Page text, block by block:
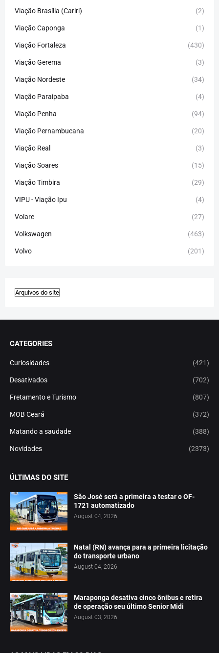
Viação Brasília (Cariri) (2)
Viação Caponga (1)
Viação Fortaleza (430)
Viação Gerema (3)
Viação Nordeste (34)
Viação Paraipaba (4)
Viação Penha (94)
Viação Pernambucana (20)
Viação Real (3)
Viação Soares (15)
Viação Timbira (29)
VIPU - Viação Ipu (4)
Volare (27)
Volkswagen (463)
Volvo (201)
CATEGORIES
Curiosidades (421)
Desativados (702)
Fretamento e Turismo (807)
MOB Ceará (372)
Matando a saudade (388)
Novidades (2373)
ÚLTIMAS DO SITE
São José será a primeira a testar o OF-
1721 automatizado
August 04, 2026
Natal (RN) avança para a primeira licitação
do transporte urbano
August 04, 2026
Maraponga desativa cinco ônibus e retira
de operação seu último Senior Midi
August 03, 2026